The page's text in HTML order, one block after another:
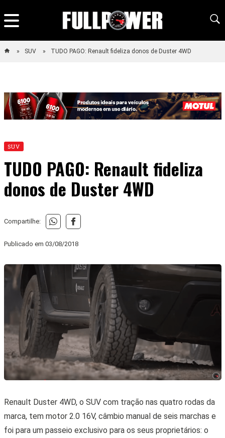
SUV TUDO PAGO: Renault fideliza donos de Duster 4WD
SUV
TUDO PAGO: Renault fideliza
donos de Duster 4WD
Compartilhe:
Publicado em 03/08/2018
Renault Duster 4WD, o SUV com tração nas quatro rodas da
marca, tem motor 2.0 16V, câmbio manual de seis marchas e
foi para um passeio exclusivo para os seus proprietários: o